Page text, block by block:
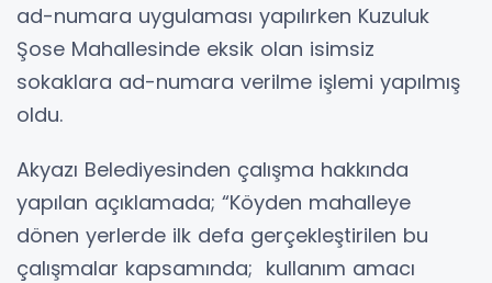
ad-numara uygulaması yapılırken Kuzuluk
Şose Mahallesinde eksik olan isimsiz
sokaklara ad-numara verilme işlemi yapılmış
oldu.
Akyazı Belediyesinden çalışma hakkında
yapılan açıklamada; “Köyden mahalleye
dönen yerlerde ilk defa gerçekleştirilen bu
çalışmalar kapsamında; kullanım amacı